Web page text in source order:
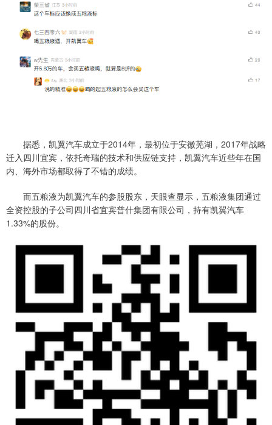
据悉，凯翼汽车成立于2014年，最初位于安徽芜湖，2017年战略
迁入四川宜宾，依托奇瑞的技术和供应链支持，凯翼汽车近些年在国
内、海外市场都取得了不错的成绩。
而五粮液为凯翼汽车的参股股东，天眼查显示，五粮液集团通过
全资控股的子公司四川省宜宾普什集团有限公司，持有凯翼汽车
1.33%的股份。